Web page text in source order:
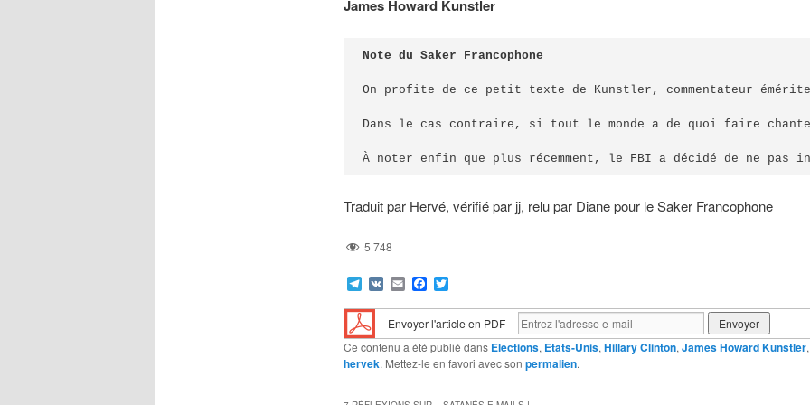
James Howard Kunstler
Note du Saker Francophone
On profite de ce petit texte de Kunstler, commentateur
Dans le cas contraire, si tout le monde a de quoi faire
À noter enfin que plus récemment, le FBI a décidé de ne
Traduit par Hervé, vérifié par jj, relu par Diane pour le Saker Francophone
5 748
Telegram
VKEmailFacebook
Twitter
Envoyer l'article en PDF
Ce contenu a été publié dans Elections, Etats-Unis, Hillary Clinton, James Howard Kunstler,
hervek. Mettez-le en favori avec son permalien.